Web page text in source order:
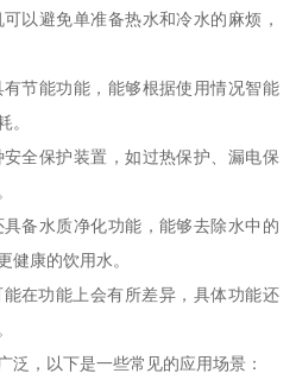
以避免单准备热水和冷水的麻烦，
节能功能，能够根据使用情况智能
。
全保护装置，如过热保护、漏电保
备水质净化功能，能够去除水中的
健康的饮用水。
在功能上会有所差异，具体功能还
泛，以下是一些常见的应用场景：